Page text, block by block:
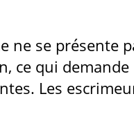
ne se
ce qui
Les